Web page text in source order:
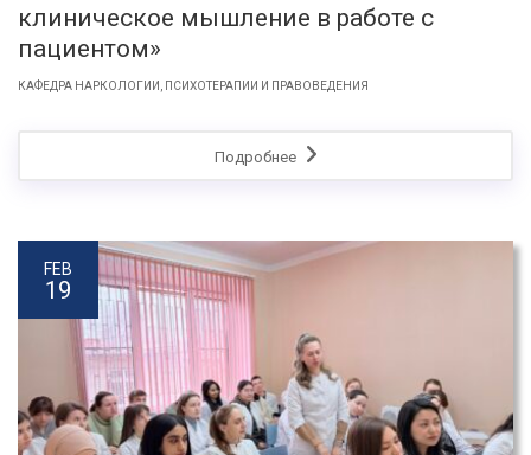
клиническое мышление в работе с
пациентом»
КАФЕДРА НАРКОЛОГИИ, ПСИХОТЕРАПИИ И ПРАВОВЕДЕНИЯ
Подробнее
FEB
19